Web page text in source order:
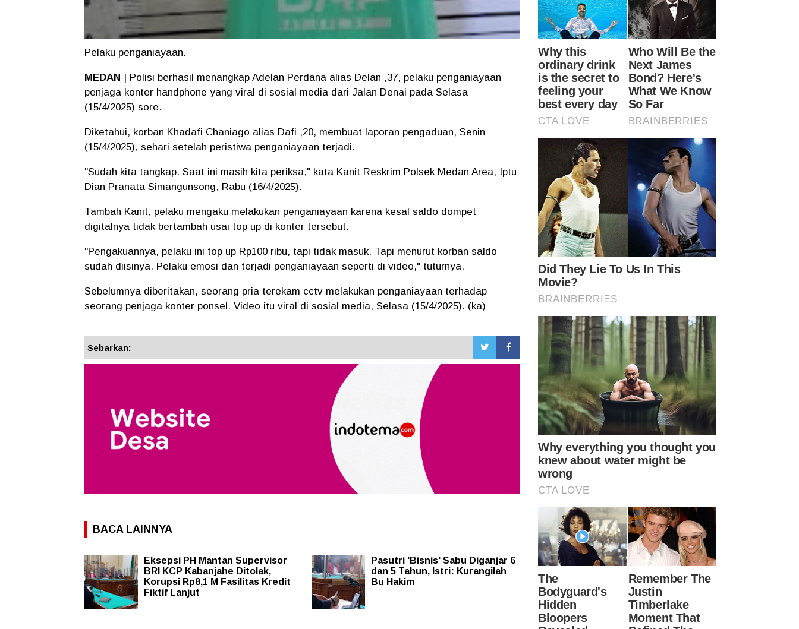
Pelaku penganiayaan.
MEDAN
| Polisi berhasil menangkap Adelan Perdana alias Delan ,37, pelaku penganiayaan
penjaga konter handphone yang viral di sosial media dari Jalan Denai pada Selasa
(15/4/2025) sore.
Diketahui, korban Khadafi Chaniago alias Dafi ,20, membuat laporan pengaduan, Senin
(15/4/2025), sehari setelah peristiwa penganiayaan terjadi.
"Sudah kita tangkap. Saat ini masih kita periksa," kata Kanit Reskrim Polsek Medan Area, Iptu
Dian Pranata Simangunsong, Rabu (16/4/2025).
Tambah Kanit, pelaku mengaku melakukan penganiayaan karena kesal saldo dompet
digitalnya tidak bertambah usai top up di konter tersebut.
"Pengakuannya, pelaku ini top up Rp100 ribu, tapi tidak masuk. Tapi menurut korban saldo
sudah diisinya. Pelaku emosi dan terjadi penganiayaan seperti di video," tuturnya.
Sebelumnya diberitakan, seorang pria terekam cctv melakukan penganiayaan terhadap
seorang penjaga konter ponsel. Video itu viral di sosial media, Selasa (15/4/2025). (ka)
Sebarkan:
BACA LAINNYA
Eksepsi PH Mantan Supervisor
BRI KCP Kabanjahe Ditolak,
Korupsi Rp8,1 M Fasilitas Kredit
Fiktif Lanjut
Pasutri 'Bisnis' Sabu Diganjar 6
dan 5 Tahun, Istri: Kurangilah
Bu Hakim